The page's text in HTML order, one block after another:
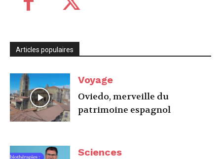
Articles populaires
Voyage
Oviedo, merveille du
patrimoine espagnol
Sciences